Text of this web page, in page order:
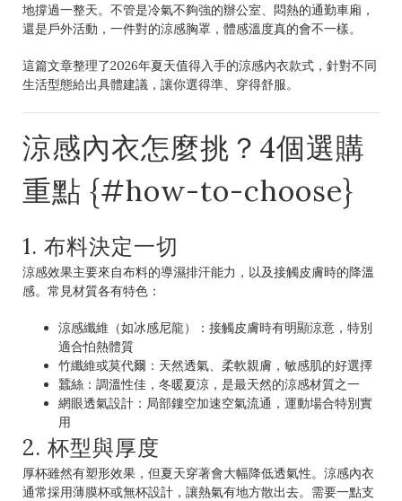
地撐過一整天。不管是冷氣不夠強的辦公室、悶熱的通勤車廂，
還是戶外活動，一件對的涼感胸罩，體感溫度真的會不一樣。
這篇文章整理了2026年夏天值得入手的涼感內衣款式，針對不同
生活型態給出具體建議，讓你選得準、穿得舒服。
涼感內衣怎麼挑？4個選購
重點 {#how-to-choose}
1. 布料決定一切
涼感效果主要來自布料的導濕排汗能力，以及接觸皮膚時的降溫
感。常見材質各有特色：
涼感纖維（如冰感尼龍）：接觸皮膚時有明顯涼意，特別
適合怕熱體質
竹纖維或莫代爾：天然透氣、柔軟親膚，敏感肌的好選擇
蠶絲：調溫性佳，冬暖夏涼，是最天然的涼感材質之一
網眼透氣設計：局部鏤空加速空氣流通，運動場合特別實
用
2. 杯型與厚度
厚杯雖然有塑形效果，但夏天穿著會大幅降低透氣性。涼感內衣
通常採用薄膜杯或無杯設計，讓熱氣有地方散出去。需要一點支